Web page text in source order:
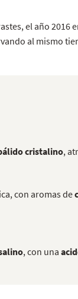
el año
al mismo
cristalino,
con aromas de
, con una